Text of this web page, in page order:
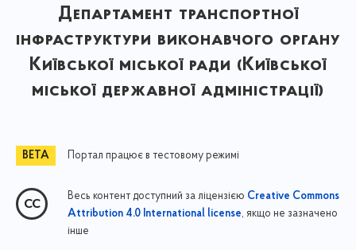
Департамент транспортної
інфраструктури виконавчого органу
Київської міської ради (Київської
міської державної адміністрації)
Портал працює в тестовому режимі
Весь контент доступний за ліцензією Creative Commons
Attribution 4.0 International license, якщо не зазначено
інше